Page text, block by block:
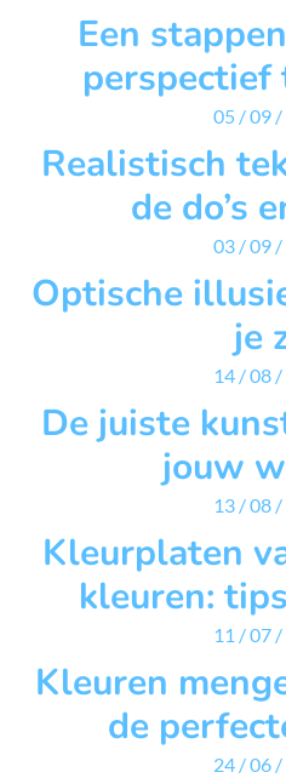
Een
perspectief
05 / 09 /
Realistisch
de do’s
03 / 09 /
Optische
je
14 / 08
De juiste
jouw
13 / 08
Kleurplaten
kleuren:
11 / 07
Kleuren
de
24 / 06